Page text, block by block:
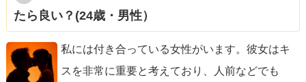
たら良い？(24歳・男性）
私には付き合っている女性がいます。彼女はキ
スを非常に重要と考えており、人前などでも